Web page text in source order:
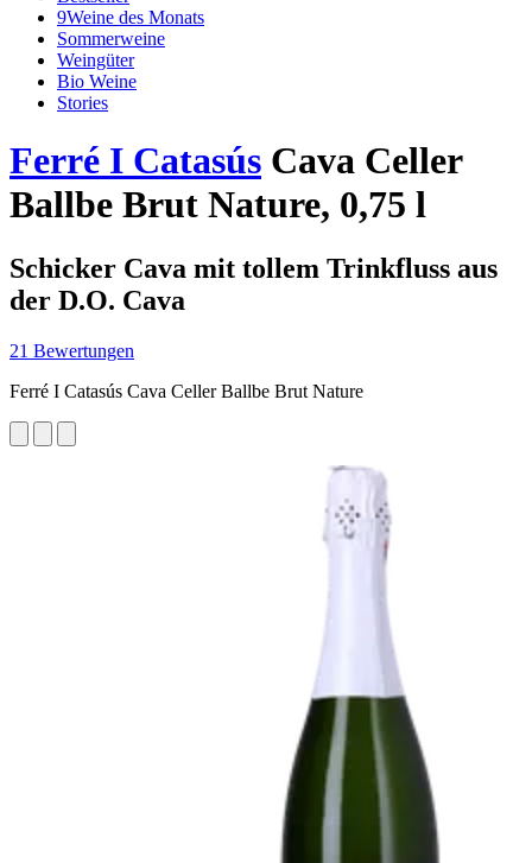
9Weine des Monats
Sommerweine
Weingüter
Bio Weine
Stories
Ferré I Catasús Cava Celler
Ballbe Brut Nature, 0,75 l
Schicker Cava mit tollem Trinkfluss aus
der D.O. Cava
21 Bewertungen
Ferré I Catasús Cava Celler Ballbe Brut Nature